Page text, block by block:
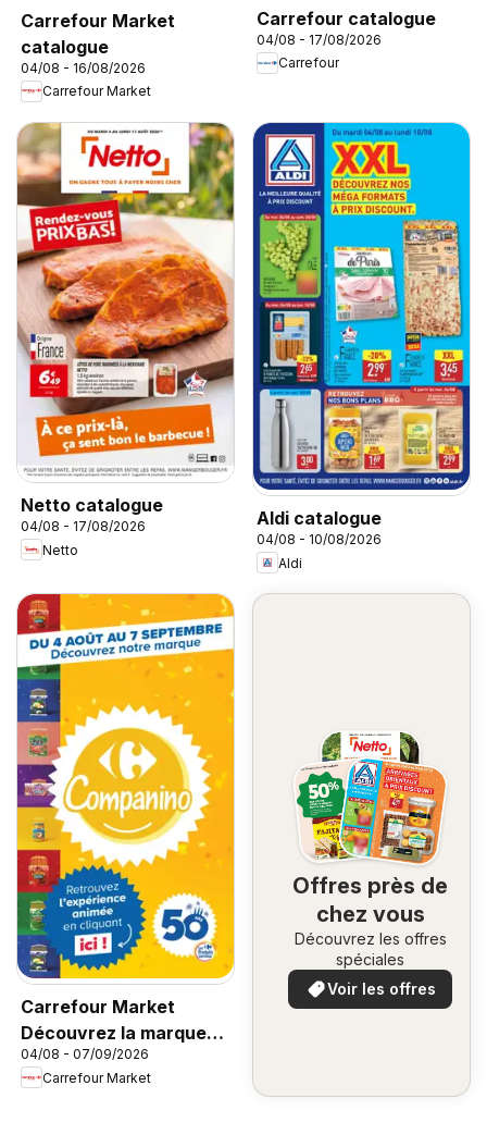
Carrefour Market
catalogue
04/08 - 16/08/2026
Carrefour Market
Carrefour catalogue
04/08 - 17/08/2026
Carrefour
Netto catalogue
04/08 - 17/08/2026
Netto
Aldi catalogue
04/08 - 10/08/2026
Aldi
Carrefour Market
Découvrez la marque
carrefour companino
04/08 - 07/09/2026
Carrefour Market
Offres près de
chez vous
Découvrez les offres
spéciales
Voir les offres